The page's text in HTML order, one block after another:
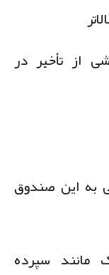
تأخیر در
این صندوق
سپرده